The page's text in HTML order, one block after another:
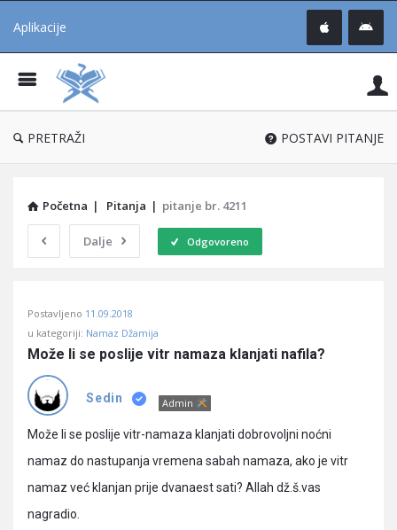
Aplikacije
®
PRETRAŽI POSTAVI PITANJE
Početna | Pitanja | pitanje br. 4211
Dalje Odgovoreno
Učene
Latest
Pitanja
Postavljeno 11.09.2018
u kategoriji: Namaz Džamija
Može li se poslije vitr namaza klanjati nafila?
Sedin Admin
Može li se poslije vitr-namaza klanjati dobrovoljni noćni
namaz do nastupanja vremena sabah namaza, ako je vitr
namaz već klanjan prije dvanaest sati? Allah dž.š.vas
nagradio.